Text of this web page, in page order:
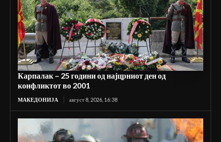
Карпалак – 25 години од најцрниот ден од
конфликтот во 2001
МАКЕДОНИЈА август 8, 2026, 16:38